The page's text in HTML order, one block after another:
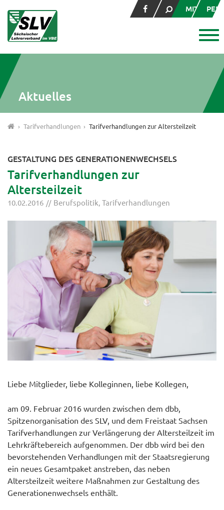
MITGLIED
Aktuelles
Tarifverhandlungen Tarifverhandlungen zur Altersteilzeit
GESTALTUNG DES GENERATIONENWECHSELS
Tarifverhandlungen zur
Altersteilzeit
10.02.2016 Berufspolitik Tarifverhandlungen
Liebe Mitglieder, liebe Kolleginnen, liebe Kollegen,
am 09. Februar 2016 wurden zwischen dem dbb,
Spitzenorganisation des SLV, und dem Freistaat Sachsen
Tarifverhandlungen zur Verlängerung der Altersteilzeit im
Lehrkräftebereich aufgenommen. Der dbb wird bei den
bevorstehenden Verhandlungen mit der Staatsregierung
ein neues Gesamtpaket anstreben, das neben
Altersteilzeit weitere Maßnahmen zur Gestaltung des
Generationenwechsels enthält.